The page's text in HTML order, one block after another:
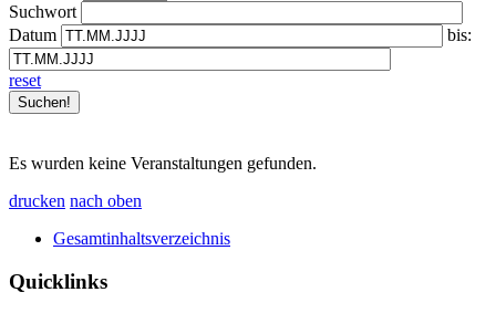
Suchwort
Datum
bis:
reset
Es wurden keine Veranstaltungen gefunden.
drucken nach oben
Gesamtinhaltsverzeichnis
Quicklinks